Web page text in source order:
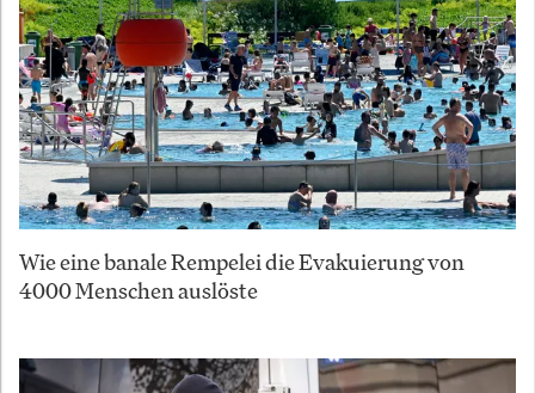
Wie eine banale Rempelei die Evakuierung von
4000 Menschen auslöste